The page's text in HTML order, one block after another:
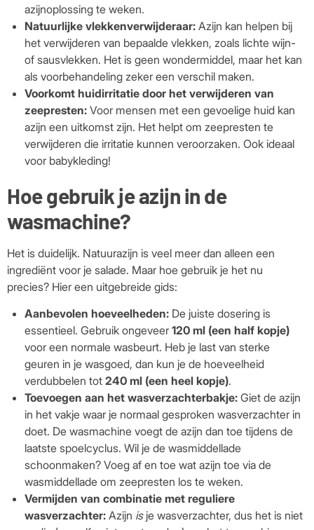
azijnoplossing te weken.
Natuurlijke vlekkenverwijderaar: Azijn kan helpen bij
het verwijderen van bepaalde vlekken, zoals lichte wijn-
of sausvlekken. Het is geen wondermiddel, maar het kan
als voorbehandeling zeker een verschil maken.
Voorkomt huidirritatie door het verwijderen van
zeepresten: Voor mensen met een gevoelige huid kan
azijn een uitkomst zijn. Het helpt om zeepresten te
verwijderen die irritatie kunnen veroorzaken. Ook ideaal
voor babykleding!
Hoe gebruik je azijn in de
wasmachine?
Het is duidelijk. Natuurazijn is veel meer dan alleen een
ingrediënt voor je salade. Maar hoe gebruik je het nu
precies? Hier een uitgebreide gids:
Aanbevolen hoeveelheden: De juiste dosering is
essentieel. Gebruik ongeveer 120 ml (een half kopje)
voor een normale wasbeurt. Heb je last van sterke
geuren in je wasgoed, dan kun je de hoeveelheid
verdubbelen tot 240 ml (een heel kopje).
Toevoegen aan het wasverzachterbakje: Giet de azijn
in het vakje waar je normaal gesproken wasverzachter in
doet. De wasmachine voegt de azijn dan toe tijdens de
laatste spoelcyclus. Wil je de wasmiddellade
schoonmaken? Voeg af en toe wat azijn toe via de
wasmiddellade om zeepresten los te weken.
Vermijden van combinatie met reguliere
wasverzachter: Azijn isje wasverzachter, dus het is niet